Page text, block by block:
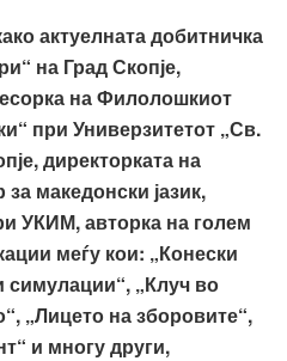
актуелната добитничка
на Град Скопје,
на Филолошкиот
при Универзитетот „Св.
директорката на
македонски јазик,
УКИМ, авторка на голем
меѓу кои: „Конески
симулации“, „Клуч во
„Лицето на зборовите“,
и многу други,